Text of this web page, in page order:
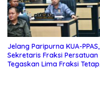
Jelang Paripurna KUA-PPAS,
Sekretaris Fraksi Persatuan
Tegaskan Lima Fraksi Tetap